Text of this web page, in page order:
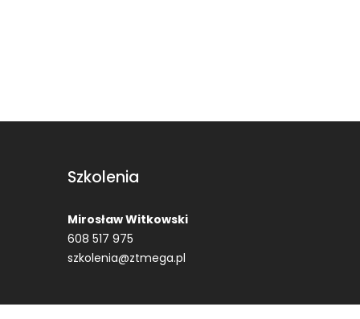
Szkolenia
Mirosław Witkowski
608 517 975
szkolenia@ztmega.pl